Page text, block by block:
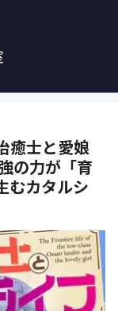
癒士と愛娘
の力が「育
むカタルシ